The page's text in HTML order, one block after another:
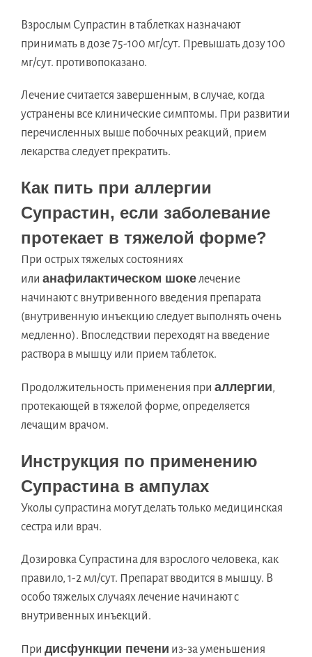
Взрослым Супрастин в таблетках назначают
принимать в дозе 75-100 мг/сут. Превышать дозу 100
мг/сут. противопоказано.
Лечение считается завершенным, в случае, когда
устранены все клинические симптомы. При развитии
перечисленных выше побочных реакций, прием
лекарства следует прекратить.
Как пить при аллергии
Супрастин, если заболевание
протекает в тяжелой форме?
При острых тяжелых состояниях
или анафилактическом шокелечение
начинают с внутривенного введения препарата
(внутривенную инъекцию следует выполнять очень
медленно). Впоследствии переходят на введение
раствора в мышцу или прием таблеток.
Продолжительность применения при аллергии,
протекающей в тяжелой форме, определяется
лечащим врачом.
Инструкция по применению
Супрастина в ампулах
Уколы супрастина могут делать только медицинская
сестра или врач.
Дозировка Супрастина для взрослого человека, как
правило, 1-2 мл/сут. Препарат вводится в мышцу. В
особо тяжелых случаях лечение начинают с
внутривенных инъекций.
При дисфункции печени из-за уменьшения